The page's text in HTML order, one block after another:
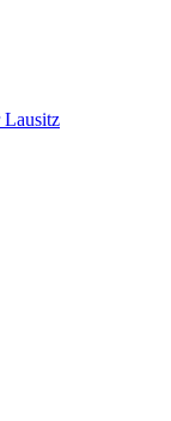
Lausitz